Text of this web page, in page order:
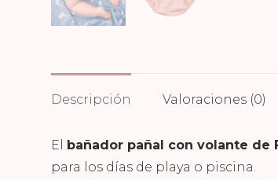
Descripción Valoraciones (0)
El bañador pañal con volante de
para los días de playa o piscina.